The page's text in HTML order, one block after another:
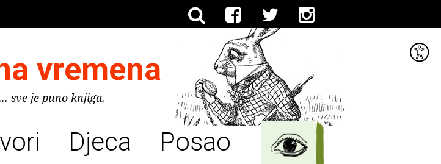
vremena
sve je puno knjiga.
Djeca Posao